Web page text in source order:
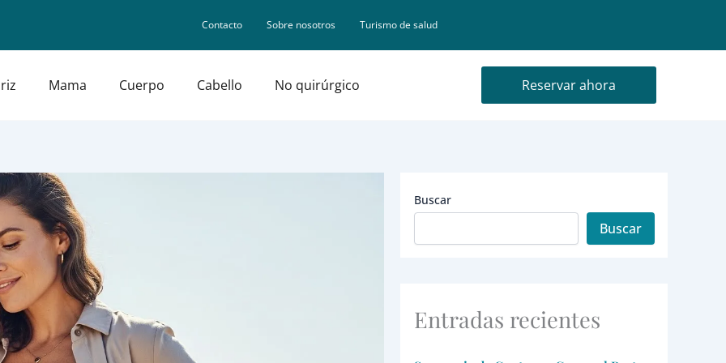
Contacto Sobre nosotros Turismo de salud
Mama Cuerpo Cabello No quirúrgico Reservar ahora
Buscar
Buscar
Entradas recientes